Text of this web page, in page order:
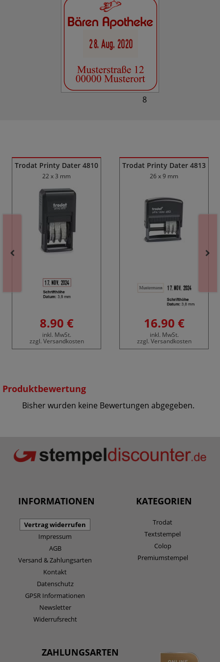
8
Trodat Printy Dater 4810
22 x 3 mm
8.90 €
inkl. MwSt.
zzgl. Versandkosten
Trodat Printy Dater 4813
26 x 9 mm
16.90 €
inkl. MwSt.
zzgl. Versandkosten
Produktbewertung
Bisher wurden keine Bewertungen abgegeben.
INFORMATIONEN
Vertrag widerrufen
Impressum
AGB
Versand & Zahlungsarten
Kontakt
Datenschutz
GPSR Informationen
Newsletter
Widerrufsrecht
KATEGORIEN
Trodat
Textstempel
Colop
Premiumstempel
ZAHLUNGSARTEN